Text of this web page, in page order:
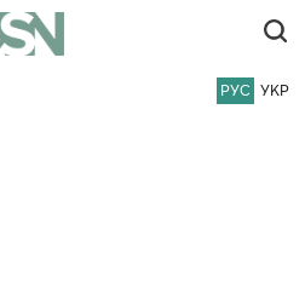
РУС УКР